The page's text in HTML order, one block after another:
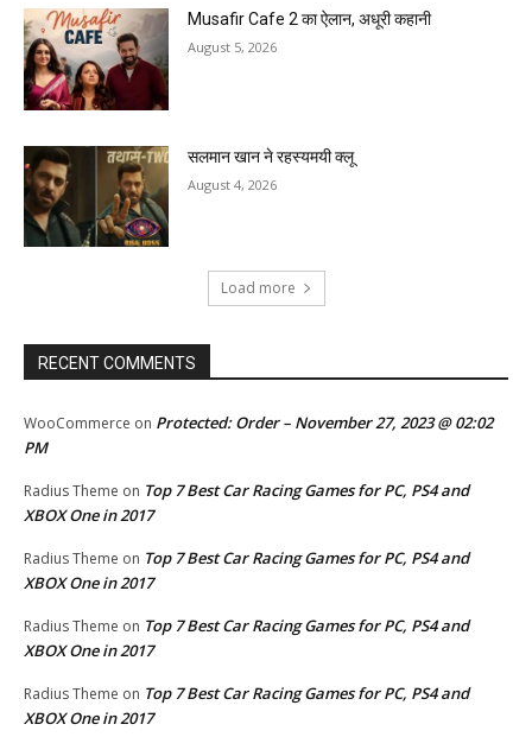
Musafir Cafe 2 का ऐलान, अधूरी कहानी
August 5, 2026
सलमान खान ने रहस्यमयी क्लू
August 4, 2026
Load more
RECENT COMMENTS
WooCommerce on Protected: Order – November 27, 2023 @ 02:02
PM
Radius Theme on Top 7 Best Car Racing Games for PC, PS4 and
XBOX One in 2017
Radius Theme on Top 7 Best Car Racing Games for PC, PS4 and
XBOX One in 2017
Radius Theme on Top 7 Best Car Racing Games for PC, PS4 and
XBOX One in 2017
Radius Theme on Top 7 Best Car Racing Games for PC, PS4 and
XBOX One in 2017